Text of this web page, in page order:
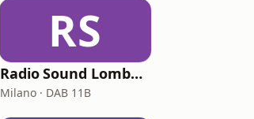
RS
Radio Sound Lombardia
Milano · DAB 11B